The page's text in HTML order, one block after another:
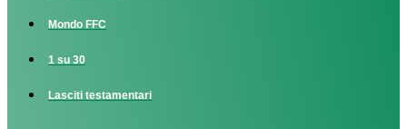
Mondo FFC
1 su 30
Lasciti testamentari